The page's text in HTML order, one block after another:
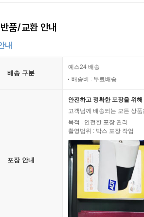
품/교환 안내
내
배송 구분
예스24 배송
배송비 : 무료배송
포장 안내
안전하고 정확한 포장을 위
고객님께 배송되는 모든 상
목적 : 안전한 포장 관리
촬영범위 : 박스 포장 작업